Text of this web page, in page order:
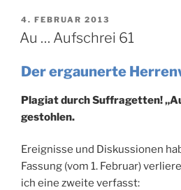
62“
VERÖFFENTLICHT
AM
4. FEBRUAR 2013
Au … Aufschrei 61
Der ergaunerte
Plagiat durch Suffragetten!
gestohlen.
Ereignisse und Diskussionen
Fassung (vom 1. Februar)
ich eine zweite verfasst: